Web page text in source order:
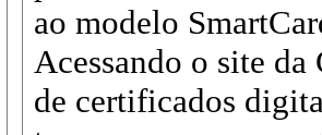
ao modelo
Acessando o site
de certificados